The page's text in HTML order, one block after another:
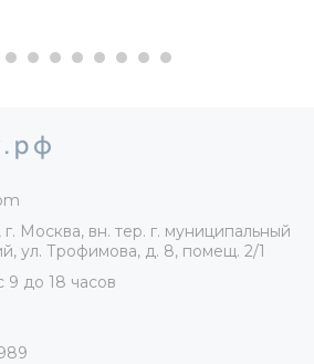
Москва, вн. тер. г. муниципальный
ул. Трофимова, д. 8, помещ. 2/1
до 18 часов